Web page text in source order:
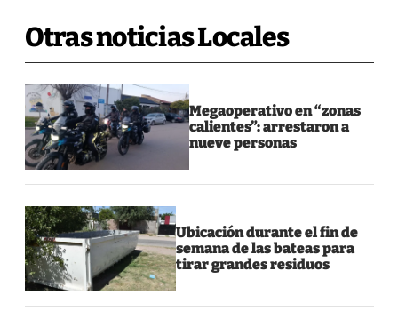
Otras noticias Locales
Megaoperativo en “zonas
calientes”: arrestaron a
nueve personas
Ubicación durante el fin de
semana de las bateas para
tirar grandes residuos